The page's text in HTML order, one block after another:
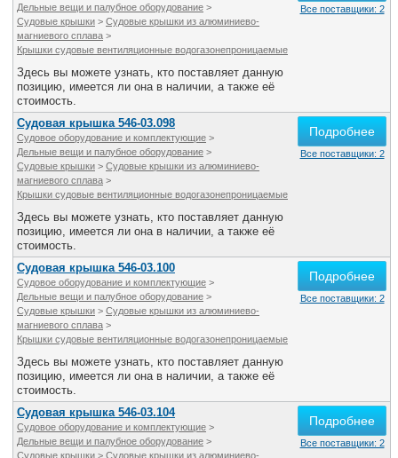
Дельные вещи и палубное оборудование >
Судовые крышки > Судовые крышки из алюминиево-
магниевого сплава >
Крышки судовые вентиляционные водогазонепроницаемые
Здесь вы можете узнать, кто поставляет данную
позицию, имеется ли она в наличии, а также её
стоимость.
Все поставщики: 2
Судовая крышка 546-03.098
Судовое оборудование и комплектующие >
Дельные вещи и палубное оборудование >
Судовые крышки > Судовые крышки из алюминиево-
магниевого сплава >
Крышки судовые вентиляционные водогазонепроницаемые
Здесь вы можете узнать, кто поставляет данную
позицию, имеется ли она в наличии, а также её
стоимость.
Подробнее
Все поставщики: 2
Судовая крышка 546-03.100
Судовое оборудование и комплектующие >
Дельные вещи и палубное оборудование >
Судовые крышки > Судовые крышки из алюминиево-
магниевого сплава >
Крышки судовые вентиляционные водогазонепроницаемые
Здесь вы можете узнать, кто поставляет данную
позицию, имеется ли она в наличии, а также её
стоимость.
Подробнее
Все поставщики: 2
Судовая крышка 546-03.104
Судовое оборудование и комплектующие >
Дельные вещи и палубное оборудование >
Судовые крышки > Судовые крышки из алюминиево-
Подробнее
Все поставщики: 2